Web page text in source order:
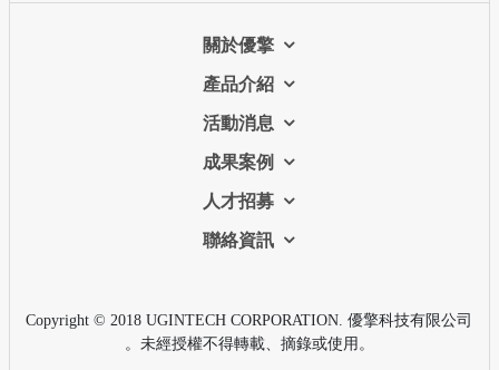
關於優擎
產品介紹
活動消息
成果案例
人才招募
聯絡資訊
Copyright © 2018 UGINTECH CORPORATION. 優擎科技有限公司
。未經授權不得轉載、摘錄或使用。